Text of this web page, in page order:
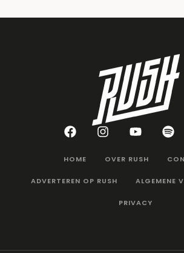
HOME OVER RUSH
ADVERTEREN OP RUSH ALGEMENE
PRIVACY